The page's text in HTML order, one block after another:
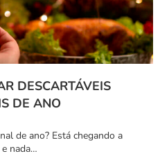
DESCARTÁVEIS
DE ANO
de ano? Está chegando a
nada…